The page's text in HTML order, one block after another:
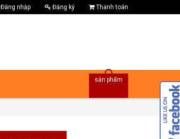
Đăng nhập Đăng ký Thanh toán
sản phẩm